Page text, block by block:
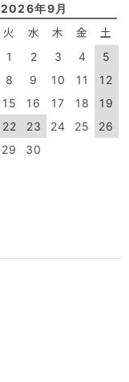
2026年9月
火 水 木 金 土
1 2 3 4
5
8 9 10 11
12
15 16 17 18
19
22 23 24 25
26
29 30